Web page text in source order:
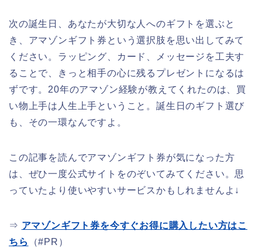
次の誕生日、あなたが大切な人へのギフトを選ぶと
き、アマゾンギフト券という選択肢を思い出してみて
ください。ラッピング、カード、メッセージを工夫す
ることで、きっと相手の心に残るプレゼントになるは
ずです。20年のアマゾン経験が教えてくれたのは、買
い物上手は人生上手ということ。誕生日のギフト選び
も、その一環なんですよ。
この記事を読んでアマゾンギフト券が気になった方
は、ぜひ一度公式サイトをのぞいてみてください。思
っていたより使いやすいサービスかもしれませんよ↓
⇒ アマゾンギフト券を今すぐお得に購入したい方はこ
ちら
（#PR）